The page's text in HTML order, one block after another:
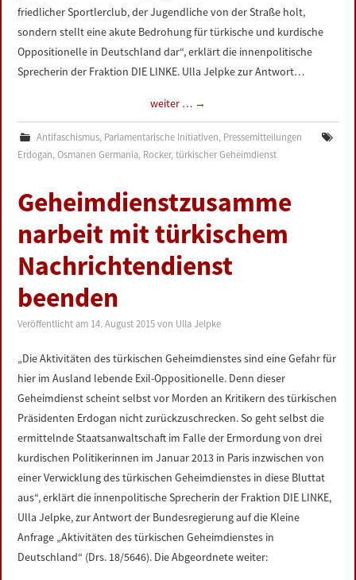
friedlicher Sportlerclub, der Jugendliche von der Straße holt,
sondern stellt eine akute Bedrohung für türkische und kurdische
Oppositionelle in Deutschland dar“, erklärt die innenpolitische
Sprecherin der Fraktion DIE LINKE. Ulla Jelpke zur Antwort…
weiter … →
Antifaschismus, Parlamentarische Initiativen, Pressemitteilungen
Erdogan,Osmanen Germania, Rocker,türkischer Geheimdienst
Geheimdienstzusamme
narbeit mit türkischem
Nachrichtendienst
beenden
Veröffentlicht am 14. August 2015 von Ulla Jelpke
„Die Aktivitäten des türkischen Geheimdienstes sind eine Gefahr für
hier im Ausland lebende Exil-Oppositionelle. Denn dieser
Geheimdienst scheint selbst vor Morden an Kritikern des türkischen
Präsidenten Erdogan nicht zurückzuschrecken. So geht selbst die
ermittelnde Staatsanwaltschaft im Falle der Ermordung von drei
kurdischen Politikerinnen im Januar 2013 in Paris inzwischen von
einer Verwicklung des türkischen Geheimdienstes in diese Bluttat
aus“, erklärt die innenpolitische Sprecherin der Fraktion DIE LINKE,
Ulla Jelpke, zur Antwort der Bundesregierung auf die Kleine
Anfrage „Aktivitäten des türkischen Geheimdienstes in
Deutschland“ (Drs. 18/5646). Die Abgeordnete weiter: